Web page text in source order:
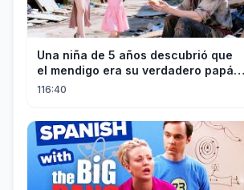
Una niña de 5 años descubrió que
el mendigo era su verdadero papá y
salvó a su familia
116:40